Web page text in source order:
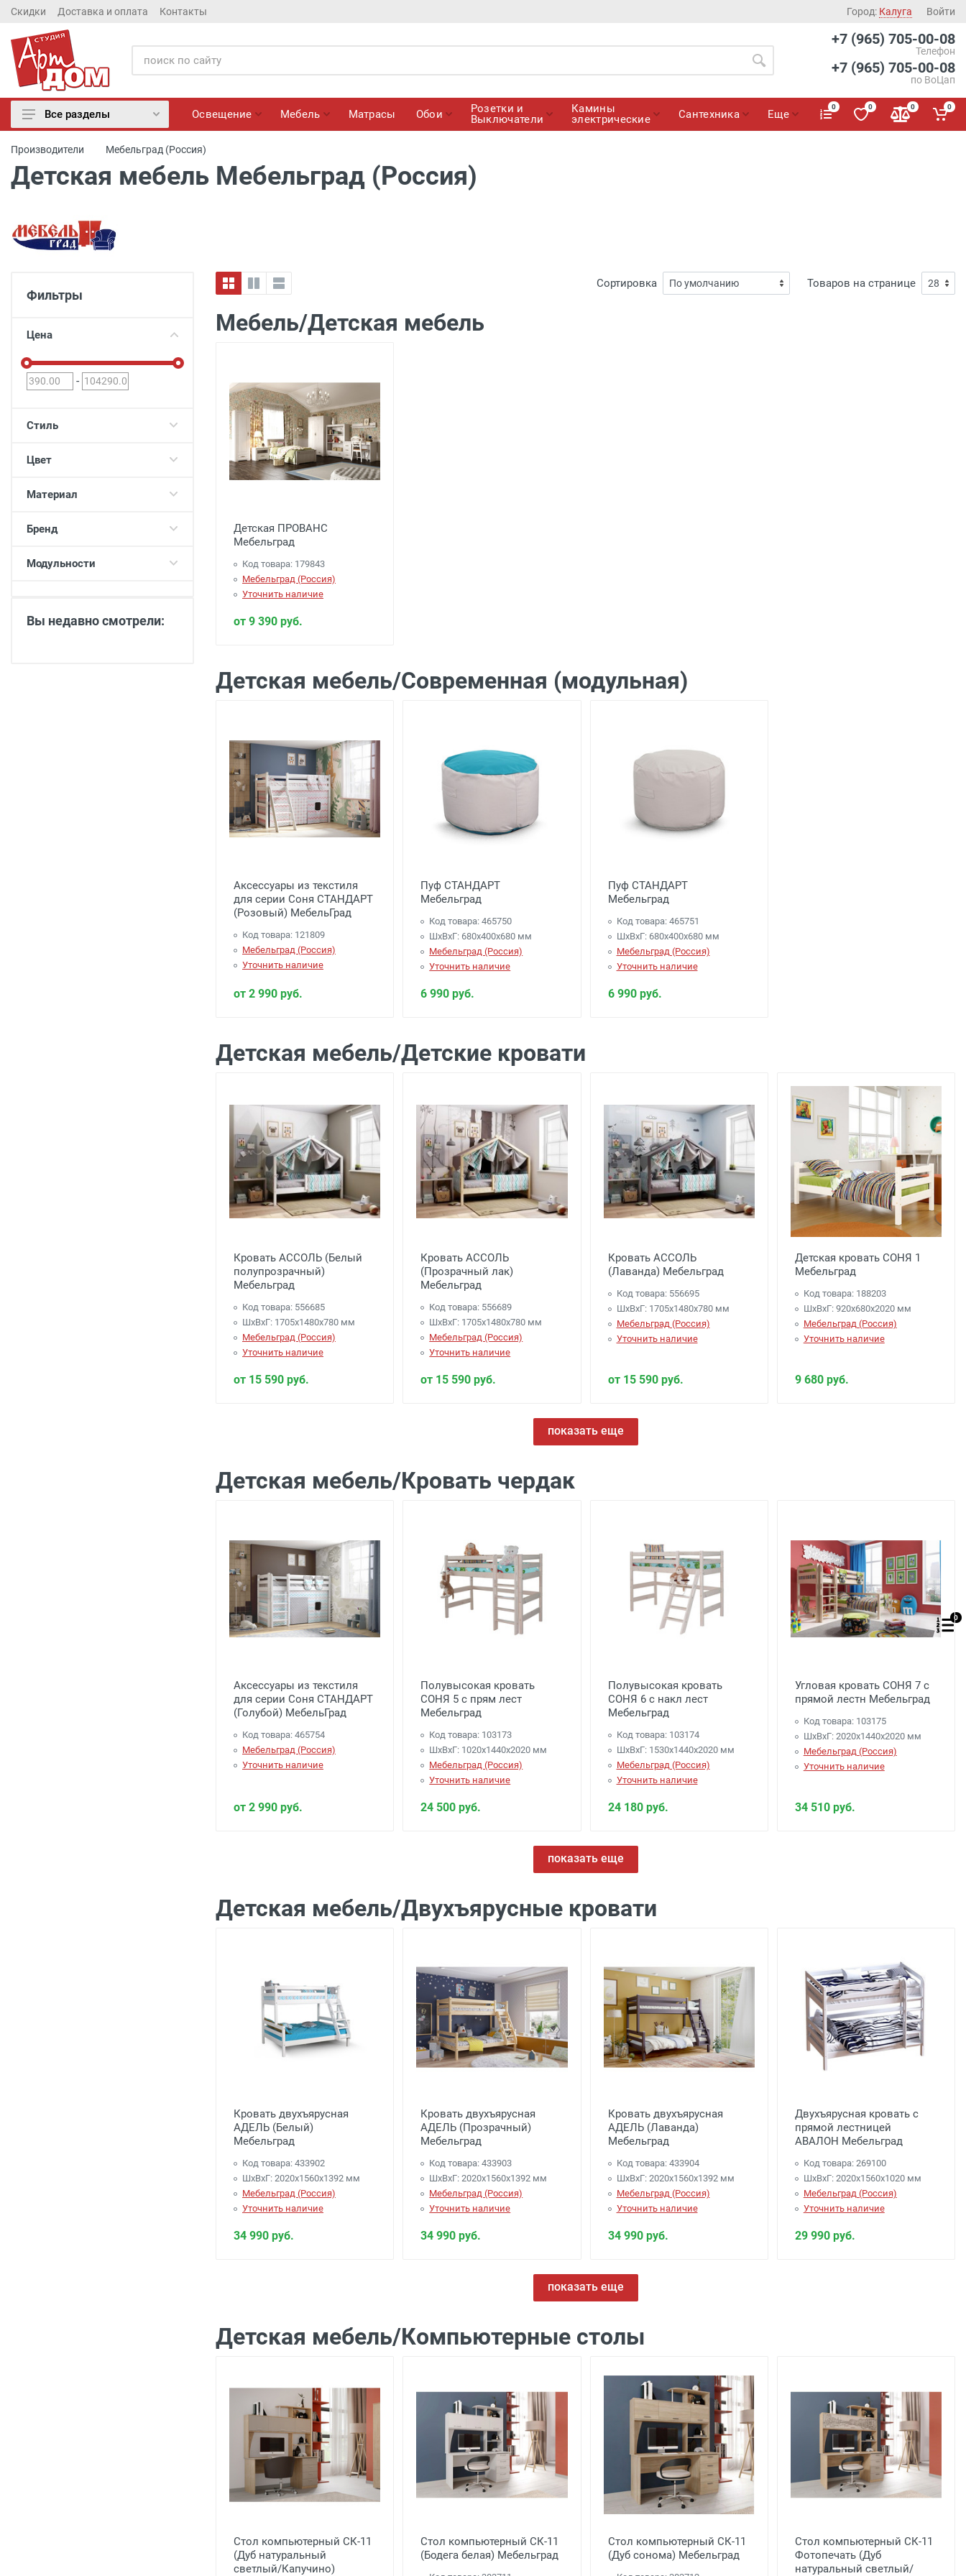
Скидки Доставка и оплата Контакты Город: Калуга Войти
+7 (965) 705-00-08
Телефон
+7 (965) 705-00-08
по ВоЦап
Матрасы
Лепнина
Розетки и Выключатели
Сантехника
Отделочные материалы
Для дачи и дома
Охранные системы
Все разделы Освещение Мебель Матрасы Обои
Розетки и
Выключатели
Камины
электрические
Сантехника Еще
0 0 0 0
Производители Мебельград (Россия)
Детская мебель Мебельград (Россия)
Фильтры
Цена
-
Стиль
Цвет
Материал
Бренд
Модульности
Вы недавно смотрели:
Сортировка Товаров на странице
Мебель/Детская мебель
Детская ПРОВАНС
Мебельград
Код товара: 179843
Мебельград (Россия)
Уточнить наличие
от 9 390 руб.
Детская мебель/Современная (модульная)
Аксессуары из текстиля
для серии Соня СТАНДАРТ
(Розовый) МебельГрад
Код товара: 121809
Мебельград (Россия)
Уточнить наличие
от 2 990 руб.
Пуф СТАНДАРТ
Мебельград
Код товара: 465750
ШхВхГ: 680х400х680 мм
Мебельград (Россия)
Уточнить наличие
6 990 руб.
Пуф СТАНДАРТ
Мебельград
Код товара: 465751
ШхВхГ: 680х400х680 мм
Мебельград (Россия)
Уточнить наличие
6 990 руб.
Детская мебель/Детские кровати
Кровать АССОЛЬ (Белый
полупрозрачный)
Мебельград
Код товара: 556685
ШхВхГ: 1705х1480х780 мм
Мебельград (Россия)
Уточнить наличие
от 15 590 руб.
Кровать АССОЛЬ
(Прозрачный лак)
Мебельград
Код товара: 556689
ШхВхГ: 1705х1480х780 мм
Мебельград (Россия)
Уточнить наличие
от 15 590 руб.
Кровать АССОЛЬ
(Лаванда) Мебельград
Код товара: 556695
ШхВхГ: 1705х1480х780 мм
Мебельград (Россия)
Уточнить наличие
от 15 590 руб.
Детская кровать СОНЯ 1
Мебельград
Код товара: 188203
ШхВхГ: 920х680х2020 мм
Мебельград (Россия)
Уточнить наличие
9 680 руб.
показать еще
Детская мебель/Кровать чердак
Аксессуары из текстиля
для серии Соня СТАНДАРТ
(Голубой) МебельГрад
Код товара: 465754
Мебельград (Россия)
Уточнить наличие
от 2 990 руб.
Полувысокая кровать
СОНЯ 5 с прям лест
Мебельград
Код товара: 103173
ШхВхГ: 1020х1440х2020 мм
Мебельград (Россия)
Уточнить наличие
24 500 руб.
Полувысокая кровать
СОНЯ 6 с накл лест
Мебельград
Код товара: 103174
ШхВхГ: 1530х1440х2020 мм
Мебельград (Россия)
Уточнить наличие
24 180 руб.
Угловая кровать СОНЯ 7 с
прямой лестн Мебельград
Код товара: 103175
ШхВхГ: 2020х1440х2020 мм
Мебельград (Россия)
Уточнить наличие
34 510 руб.
показать еще
Детская мебель/Двухъярусные кровати
Кровать двухъярусная
АДЕЛЬ (Белый)
Мебельград
Код товара: 433902
ШхВхГ: 2020х1560х1392 мм
Мебельград (Россия)
Уточнить наличие
34 990 руб.
Кровать двухъярусная
АДЕЛЬ (Прозрачный)
Мебельград
Код товара: 433903
ШхВхГ: 2020х1560х1392 мм
Мебельград (Россия)
Уточнить наличие
34 990 руб.
Кровать двухъярусная
АДЕЛЬ (Лаванда)
Мебельград
Код товара: 433904
ШхВхГ: 2020х1560х1392 мм
Мебельград (Россия)
Уточнить наличие
34 990 руб.
Двухъярусная кровать с
прямой лестницей
АВАЛОН Мебельград
Код товара: 269100
ШхВхГ: 2020х1560х1020 мм
Мебельград (Россия)
Уточнить наличие
29 990 руб.
показать еще
Детская мебель/Компьютерные столы
Стол компьютерный СК-11
(Дуб натуральный
светлый/Капучино)
Стол компьютерный СК-11
(Бодега белая) Мебельград
Стол компьютерный СК-11
(Дуб сонома) Мебельград
Стол компьютерный СК-11
Фотопечать (Дуб
натуральный светлый/
0